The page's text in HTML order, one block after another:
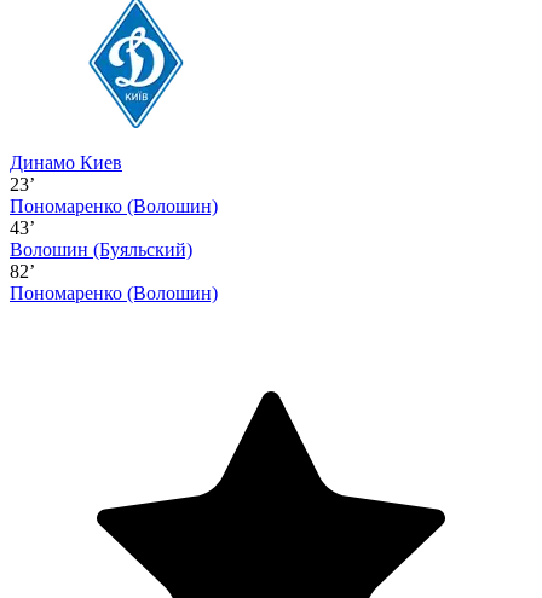
Динамо Киев
23’
Пономаренко (Волошин)
43’
Волошин (Буяльский)
82’
Пономаренко (Волошин)